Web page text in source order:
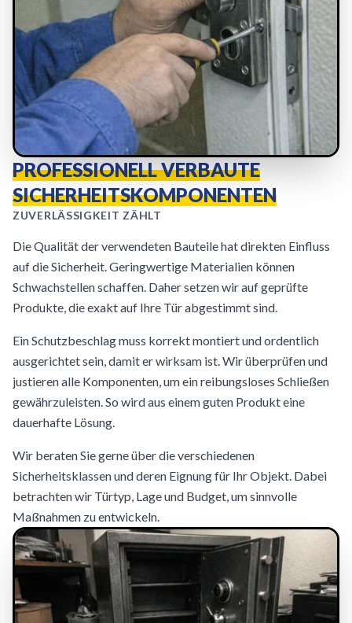
PROFESSIONELL VERBAUTE
SICHERHEITSKOMPONENTEN
ZUVERLÄSSIGKEIT ZÄHLT
Die Qualität der verwendeten Bauteile hat direkten Einfluss
auf die Sicherheit. Geringwertige Materialien können
Schwachstellen schaffen. Daher setzen wir auf geprüfte
Produkte, die exakt auf Ihre Tür abgestimmt sind.
Ein Schutzbeschlag muss korrekt montiert und ordentlich
ausgerichtet sein, damit er wirksam ist. Wir überprüfen und
justieren alle Komponenten, um ein reibungsloses Schließen
gewährzuleisten. So wird aus einem guten Produkt eine
dauerhafte Lösung.
Wir beraten Sie gerne über die verschiedenen
Sicherheitsklassen und deren Eignung für Ihr Objekt. Dabei
betrachten wir Türtyp, Lage und Budget, um sinnvolle
Maßnahmen zu entwickeln.